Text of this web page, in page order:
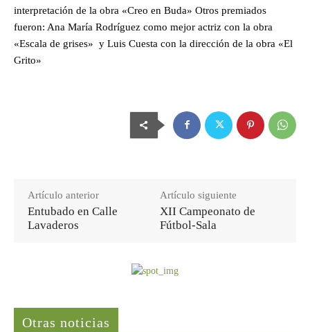
interpretación de la obra «Creo en Buda» Otros premiados
fueron: Ana María Rodríguez como mejor actriz con la obra
«Escala de grises» y Luis Cuesta con la dirección de la obra «El
Grito»
Artículo anterior
Entubado en Calle
Lavaderos
Artículo siguiente
XII Campeonato de
Fútbol-Sala
Otras noticias